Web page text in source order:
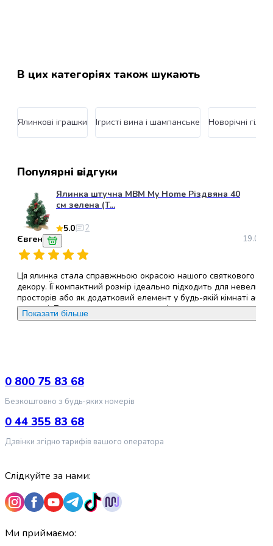
для
кішок
Повідці
котів
для
котів
для
котів
Медальйони-
аксесуари
грумінгу
котів
для
котів
Фурмінатори
В цих категоріях також шукають
Ялинкові іграшки Ігристі вина і шампанське Новорічні
Популярні відгуки
Ялинка штучна МВМ My Home Різдвяна 40
см зелена (T...
5.0
2
Євген
Ця ялинка стала справжньою окрасою нашого святкового
декору. Її компактний розмір ідеально підходить для невеликих
просторів або як додатковий елемент у будь-якій кімнаті або
на столі. Гілки виглядають акуратно і дуже натурально,
незважаючи на штучність, а їхня густота дозволяє красиво
мінімальними зусиллями.
Недоліки : немає
Показати більше
0 800 75 83 68
Безкоштовно з будь-яких номерів
0 44 355 83 68
Дзвінки згідно тарифів вашого оператора
Слідкуйте за нами:
Ми приймаємо: